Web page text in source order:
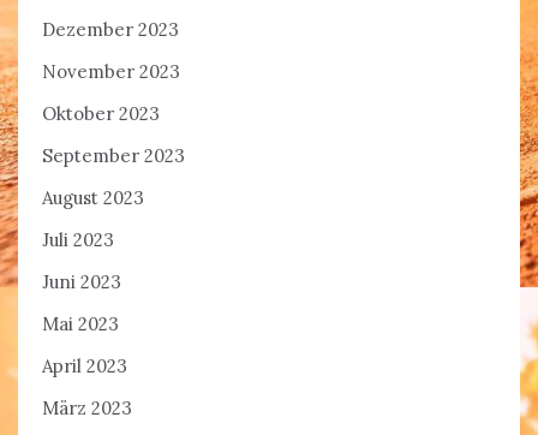
Dezember 2023
November 2023
Oktober 2023
September 2023
August 2023
Juli 2023
Juni 2023
Mai 2023
April 2023
März 2023